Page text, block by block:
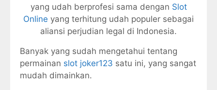
yang udah berprofesi sama dengan Slot
Online yang terhitung udah populer sebagai
aliansi perjudian legal di Indonesia.
Banyak yang sudah mengetahui tentang
permainan slot joker123 satu ini, yang sangat
mudah dimainkan.